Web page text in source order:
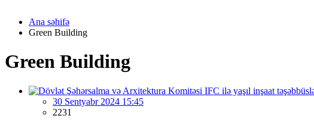
Ana səhifə
Green Building
Green Building
30 Sentyabr 2024 15:45
2231